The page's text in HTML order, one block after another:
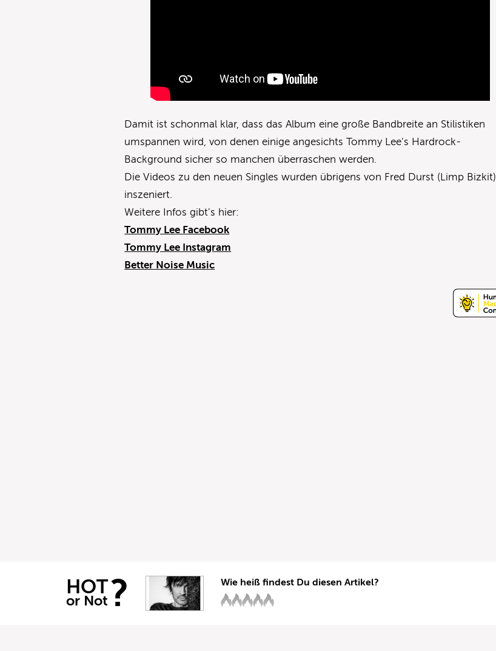
Damit ist schonmal klar, dass das Album eine große Bandbreite an Stilistiken
umspannen wird, von denen einige angesichts Tommy Lee’s Hardrock-
Background sicher so manchen überraschen werden.
Die Videos zu den neuen Singles wurden übrigens von Fred Durst (Limp Bizkit)
inszeniert.
Weitere Infos gibt’s hier:
Tommy Lee Facebook
Tommy Lee Instagram
Better Noise Music
HOT
or Not ?
Wie heiß findest Du diesen Artikel?